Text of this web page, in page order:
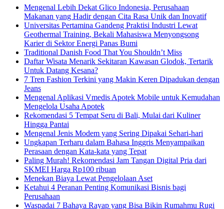
Mengenal Lebih Dekat Glico Indonesia, Perusahaan
Makanan yang Hadir dengan Cita Rasa Unik dan Inovatif
Universitas Pertamina Gandeng Praktisi Industri Lewat
Geothermal Training, Bekali Mahasiswa Menyongsong
Karier di Sektor Energi Panas Bumi
Traditional Danish Food That You Shouldn’t Miss
Daftar Wisata Menarik Sekitaran Kawasan Glodok, Tertarik
Untuk Datang Kesana?
7 Tren Fashion Terkini yang Makin Keren Dipadukan dengan
Jeans
Mengenal Aplikasi Vmedis Apotek Mobile untuk Kemudahan
Mengelola Usaha Apotek
Rekomendasi 5 Tempat Seru di Bali, Mulai dari Kuliner
Hingga Pantai
Mengenal Jenis Modem yang Sering Dipakai Sehari-hari
Ungkapan Terharu dalam Bahasa Inggris Menyampaikan
Perasaan dengan Kata-kata yang Tepat
Paling Murah! Rekomendasi Jam Tangan Digital Pria dari
SKMEI Harga Rp100 ribuan
Menekan Biaya Lewat Pengelolaan Aset
Ketahui 4 Peranan Penting Komunikasi Bisnis bagi
Perusahaan
Waspadai 7 Bahaya Rayap yang Bisa Bikin Rumahmu Rugi